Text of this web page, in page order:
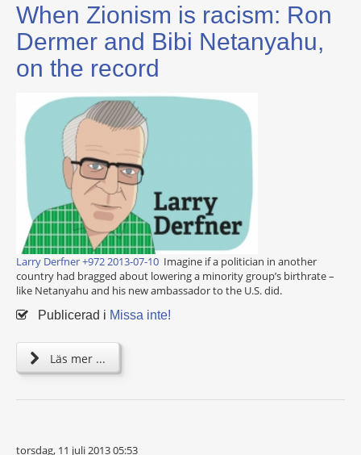
When Zionism is racism: Ron
Dermer and Bibi Netanyahu,
on the record
Larry Derfner +972 2013-07-10 Imagine if a politician in another
country had bragged about lowering a minority group’s birthrate –
like Netanyahu and his new ambassador to the U.S. did.
Publicerad i Missa inte!
Läs mer ...
torsdag, 11 juli 2013 05:53